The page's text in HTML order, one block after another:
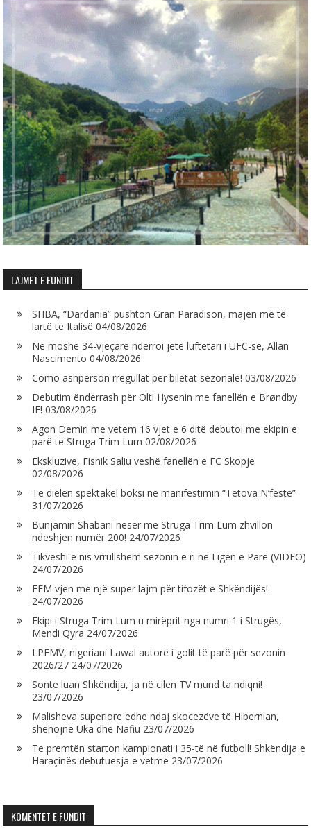
LAJMET E FUNDIT
SHBA, “Dardania” pushton Gran Paradison, majën më të
lartë të Italisë 04/08/2026
Në moshë 34-vjeçare ndërroi jetë luftëtari i UFC-së, Allan
Nascimento 04/08/2026
Como ashpërson rregullat për biletat sezonale! 03/08/2026
Debutim ëndërrash për Olti Hysenin me fanellën e Brøndby
IF! 03/08/2026
Agon Demiri me vetëm 16 vjet e 6 ditë debutoi me ekipin e
parë të Struga Trim Lum 02/08/2026
Ekskluzive, Fisnik Saliu veshë fanellën e FC Skopje
02/08/2026
Të dielën spektakël boksi në manifestimin “Tetova N’festë”
31/07/2026
Bunjamin Shabani nesër me Struga Trim Lum zhvillon
ndeshjen numër 200! 24/07/2026
Tikveshi e nis vrrullshëm sezonin e ri në Ligën e Parë (VIDEO)
24/07/2026
FFM vjen me një super lajm për tifozët e Shkëndijës!
24/07/2026
Ekipi i Struga Trim Lum u mirëprit nga numri 1 i Strugës,
Mendi Qyra 24/07/2026
LPFMV, nigeriani Lawal autorë i golit të parë për sezonin
2026/27 24/07/2026
Sonte luan Shkëndija, ja në cilën TV mund ta ndiqni!
23/07/2026
Malisheva superiore edhe ndaj skocezëve të Hibernian,
shënojnë Uka dhe Nafiu 23/07/2026
Të premtën starton kampionati i 35-të në futboll! Shkëndija e
Haraçinës debutuesja e vetme 23/07/2026
KOMENTET E FUNDIT